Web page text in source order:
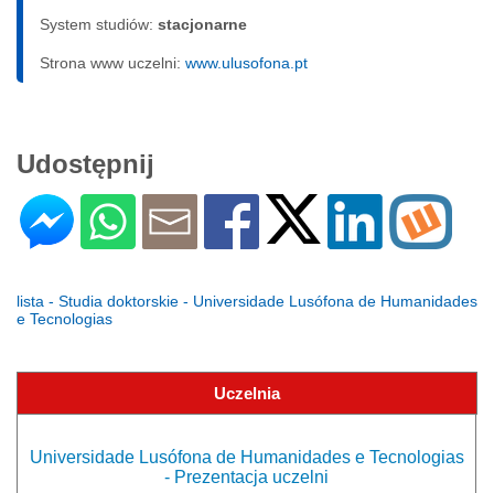
System studiów: sta­cjo­nar­ne
Strona www uczelni: www.ulusofona.pt
Udostępnij
lista - Studia doktorskie - Universidade Lusófona de Humanidades
e Tecnologias
Uczelnia
Universidade Lusófona de Humanidades e Tecnologias
- Prezentacja uczelni